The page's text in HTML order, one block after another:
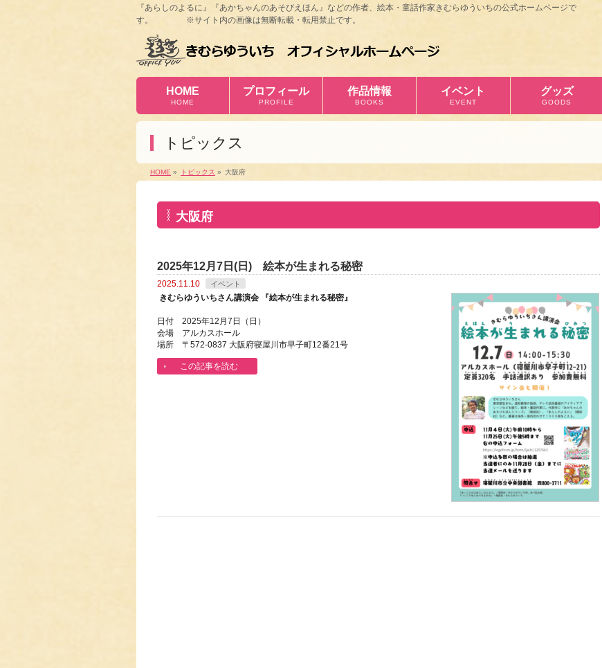
『あらしのよるに』『あかちゃんのあそびえほん』などの作者、絵本・童話作家きむらゆういちの公式ホームページで
す。 ※サイト内の画像は無断転載・転用禁止です。
HOME
HOME
プロフィール
PROFILE
作品情報
BOOKS
イベント
EVENT
グッズ
GOODS
トピックス
HOME » トピックス » 大阪府
大阪府
2025年12月7日(日) 絵本が生まれる秘密
2025.11.10 イベント
きむらゆういちさん講演会 『絵本が生まれる秘密』
日付 2025年12月7日（日）
会場 アルカスホール
場所 〒572-0837 大阪府寝屋川市早子町12番21号
この記事を読む